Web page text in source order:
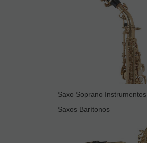
Saxo Soprano Instrumentos
Saxos Barítonos